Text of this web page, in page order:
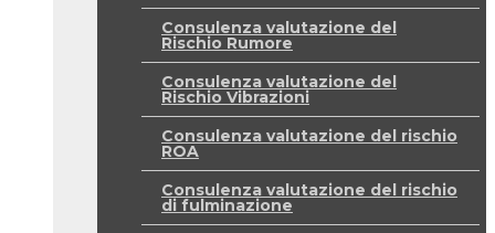
Consulenza valutazione del
Rischio Rumore
Consulenza valutazione del
Rischio Vibrazioni
Consulenza valutazione del rischio
ROA
Consulenza valutazione del rischio
di fulminazione